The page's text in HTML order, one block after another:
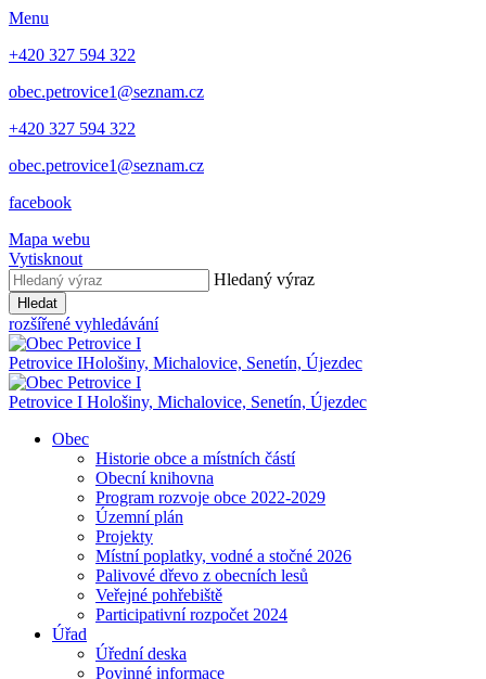
Menu
+420 327 594 322
obec.petrovice1@seznam.cz
+420 327 594 322
obec.petrovice1@seznam.cz
facebook
Mapa webu
Vytisknout
Hledaný výraz
Hledat
rozšířené vyhledávání
Petrovice IHološiny, Michalovice, Senetín, Újezdec
Petrovice I Hološiny, Michalovice, Senetín, Újezdec
Obec
Historie obce a místních částí
Obecní knihovna
Program rozvoje obce 2022-2029
Územní plán
Projekty
Místní poplatky, vodné a stočné 2026
Palivové dřevo z obecních lesů
Veřejné pohřebiště
Participativní rozpočet 2024
Úřad
Úřední deska
Povinné informace